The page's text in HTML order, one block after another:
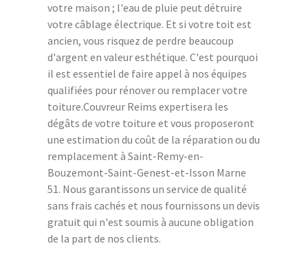
votre maison ; l'eau de pluie peut détruire
votre câblage électrique. Et si votre toit est
ancien, vous risquez de perdre beaucoup
d'argent en valeur esthétique. C'est pourquoi
il est essentiel de faire appel à nos équipes
qualifiées pour rénover ou remplacer votre
toiture.Couvreur Reims expertisera les
dégâts de votre toiture et vous proposeront
une estimation du coût de la réparation ou du
remplacement à Saint-Remy-en-
Bouzemont-Saint-Genest-et-Isson Marne
51. Nous garantissons un service de qualité
sans frais cachés et nous fournissons un devis
gratuit qui n'est soumis à aucune obligation
de la part de nos clients.